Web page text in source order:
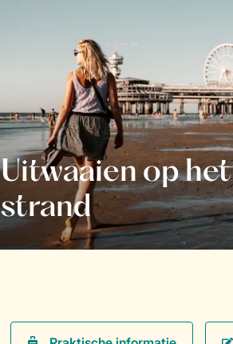
Uitwaaien op het
strand